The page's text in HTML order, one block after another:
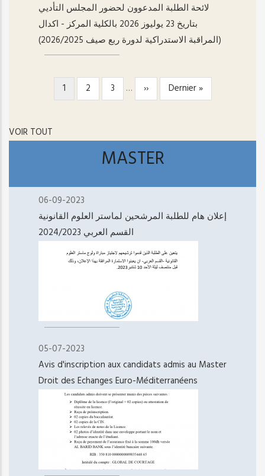
لائحة الطلبة المدعوون لحضور المجلس التأديي
بتاريخ 23 يوليوز 2026 بالكلية المركز - اکدال
(المراقبة الاستدراكية لدورة ربع صيف 2026/2025)
PAGINATIONPage
courante
1 Page
2 Page
3 …
Page
suivante
››
Dernière
page
Dernier »
VOIR TOUT
MASTER
06-09-2023
إعلان هام للطلبة المرشحين لماستر العلوم القانونية
القسم العربي 2024/2023
05-07-2023
Avis d'inscription aux candidats admis au Master
Droit des Echanges Euro-Méditerranéens